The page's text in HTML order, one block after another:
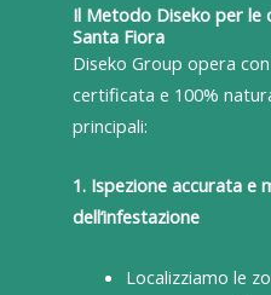
Il Metodo Diseko per le
Santa Fiora
Diseko Group opera
certificata e 100%
principali:
1. Ispezione accurata e
dell’infestazione
Localizziamo le